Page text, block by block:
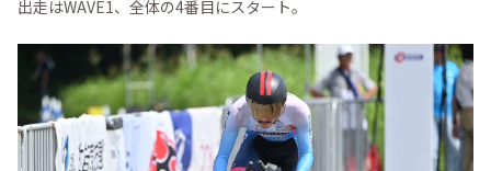
出走はWAVE1、全体の4番目にスタート。